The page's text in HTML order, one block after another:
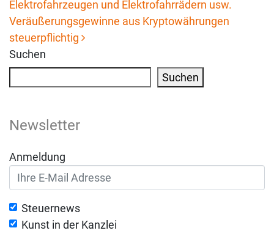
Beitrags-Navigation
Elektrofahrzeugen und Elektrofahrrädern usw.
Veräußerungsgewinne aus Kryptowährungen
steuerpflichtig
Suchen
Suchen
Newsletter
Anmeldung
Steuernews
Kunst in der Kanzlei